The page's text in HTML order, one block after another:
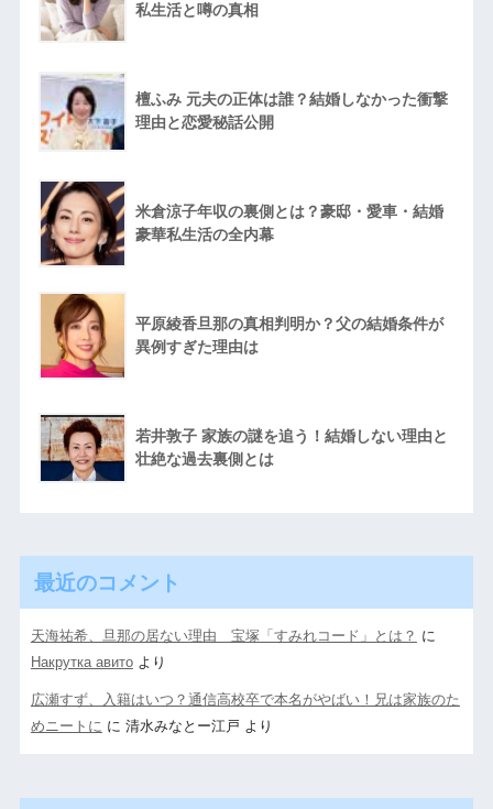
私生活と噂の真相
檀ふみ 元夫の正体は誰？結婚しなかった衝撃
理由と恋愛秘話公開
米倉涼子年収の裏側とは？豪邸・愛車・結婚
豪華私生活の全内幕
平原綾香旦那の真相判明か？父の結婚条件が
異例すぎた理由は
若井敦子 家族の謎を追う！結婚しない理由と
壮絶な過去裏側とは
最近のコメント
天海祐希、旦那の居ない理由 宝塚「すみれコード」とは？ に
Накрутка авитоより
広瀬すず、入籍はいつ？通信高校卒で本名がやばい！兄は家族のた
めニートに に 清水みなとー江戸 より